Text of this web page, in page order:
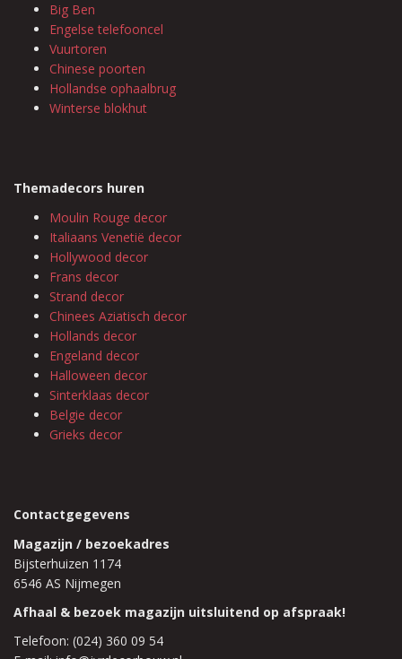
Big Ben
Engelse telefooncel
Vuurtoren
Chinese poorten
Hollandse ophaalbrug
Winterse blokhut
Themadecors huren
Moulin Rouge decor
Italiaans Venetië decor
Hollywood decor
Frans decor
Strand decor
Chinees Aziatisch decor
Hollands decor
Engeland decor
Halloween decor
Sinterklaas decor
Belgie decor
Grieks decor
Contactgegevens
Magazijn / bezoekadres
Bijsterhuizen 1174
6546 AS Nijmegen
Afhaal & bezoek magazijn uitsluitend op afspraak!
Telefoon: (024) 360 09 54